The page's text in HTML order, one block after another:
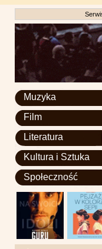
Muzyka
Film
Literatura
Kultura i Sztuka
Społeczność